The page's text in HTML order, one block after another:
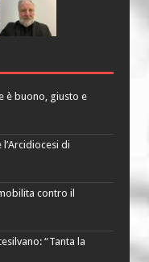
è buono, giusto e
di
contro il
“Tanta la